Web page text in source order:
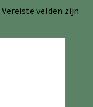
Vereiste velden zijn